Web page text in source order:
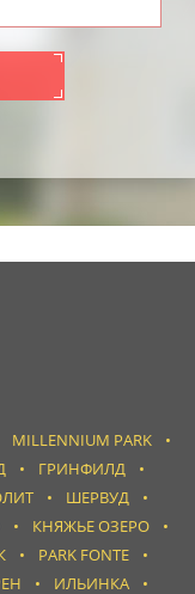
MILLENNIUM PARK
ГРИНФИЛД
ШЕРВУД
КНЯЖЬЕ ОЗЕРО
PARK FONTE
ИЛЬИНКА